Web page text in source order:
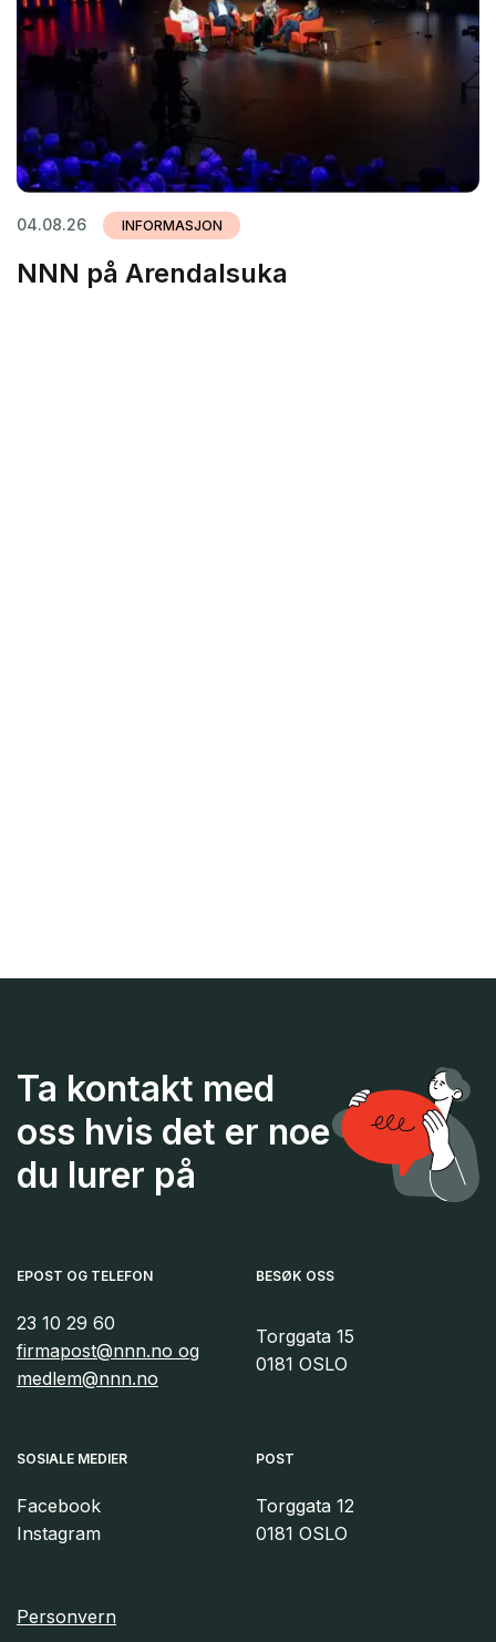
04.08.26 INFORMASJON
NNN på Arendalsuka
Ta kontakt med
oss hvis det er noe
du lurer på
EPOST OG TELEFON
23 10 29 60
firmapost@nnn.no og
medlem@nnn.no
SOSIALE MEDIER
Facebook
Instagram
BESØK OSS
Torggata 15
0181 OSLO
POST
Torggata 12
0181 OSLO
Personvern